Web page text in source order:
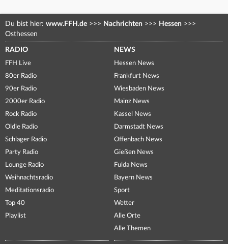
Du bist hier: www.FFH.de >>> Nachrichten >>> Hessen >>>
Osthessen
RADIO
FFH Live
80er Radio
90er Radio
2000er Radio
Rock Radio
Oldie Radio
Schlager Radio
Party Radio
Lounge Radio
Weihnachtsradio
Meditationsradio
Top 40
Playlist
NEWS
Hessen News
Frankfurt News
Wiesbaden News
Mainz News
Kassel News
Darmstadt News
Offenbach News
Gießen News
Fulda News
Bayern News
Sport
Wetter
Alle Orte
Alle Themen